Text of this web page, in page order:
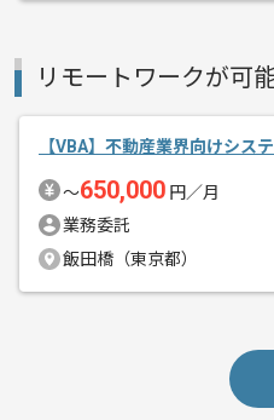
リモートワークが可
【VBA】不動産業界向けシス
〜650,000 円／月
業務委託
飯田橋（東京都）